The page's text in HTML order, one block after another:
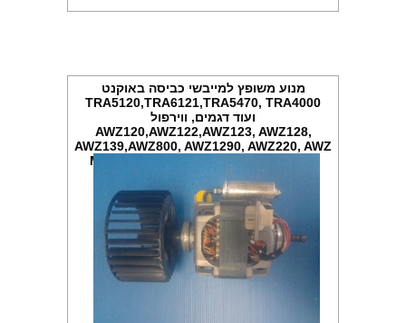
מנוע משופץ למייבשי כביסה באוקנט
TRA5120,TRA6121,TRA5470, TRA4000
ועוד דגמים, ווירפול
AWZ120,AWZ122,AWZ123, AWZ128,
AWZ139,AWZ800, AWZ1290, AWZ220, AWZ